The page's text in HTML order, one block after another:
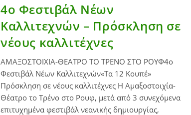
4ο Φεστιβάλ Νέων
Καλλιτεχνών – Πρόσκληση σε
νέους καλλιτέχνες
ΑΜΑΞΟΣΤΟΙΧΙΑ-ΘΕΑΤΡΟ ΤΟ ΤΡΕΝΟ ΣΤΟ ΡΟΥΦ4ο
Φεστιβάλ Νέων Καλλιτεχνών«Τα 12 Κουπέ»
Πρόσκληση σε νέους καλλιτέχνες Η Αμαξοστοιχία-
Θέατρο το Τρένο στο Ρουφ, μετά από 3 συνεχόμενα
επιτυχημένα φεστιβάλ νεανικής δημιουργίας,